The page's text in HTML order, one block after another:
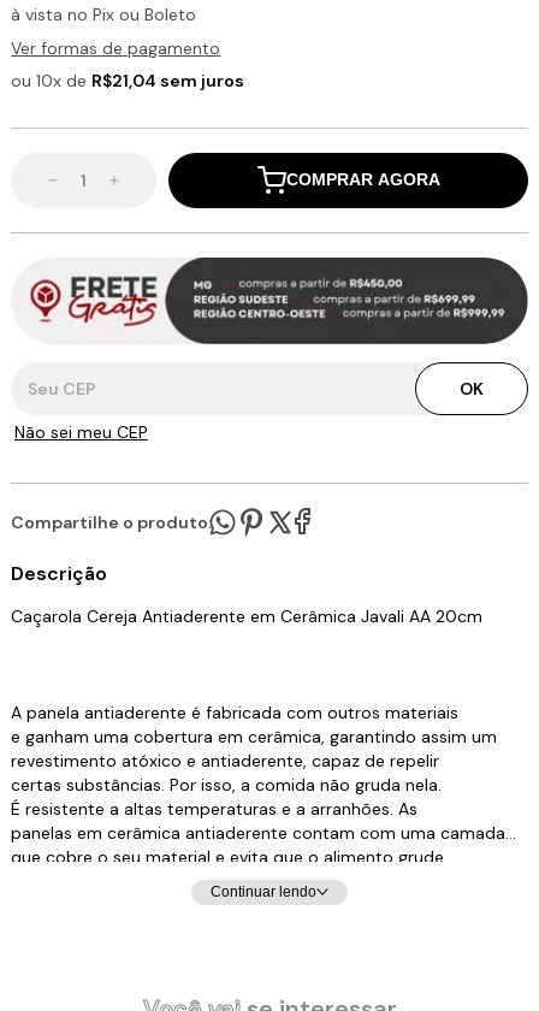
à vista no Pix ou Boleto
Ver formas de pagamento
ou 10x de R$21,04 sem juros
COMPRAR AGORA
OK
Não sei meu CEP
Compartilhe o produto:
Descrição
Caçarola Cereja Antiaderente em Cerâmica Javali AA 20cm
A panela antiaderente é fabricada com outros materiais
e ganham uma cobertura em cerâmica, garantindo assim um
revestimento atóxico e antiaderente, capaz de repelir
certas substâncias. Por isso, a comida não gruda nela.
É resistente a altas temperaturas e a arranhões. As
panelas em cerâmica antiaderente contam com uma camada
que cobre o seu material e evita que o alimento grude
em seu interior. Dessa forma, contribuem para uma
culinária saudável, dispensando o uso excessivo de
Continuar lendo